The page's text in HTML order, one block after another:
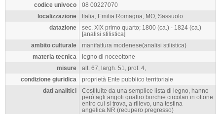
codice univoco
08 00227070
localizzazione
Italia, Emilia Romagna, MO, Sassuolo
datazione
sec. XIX primo quarto; 1800 (ca.) - 1824 (ca.)
[analisi stilistica]
ambito culturale
manifattura modenese(analisi stilistica)
materia tecnica
legno di noceottone
misure
alt. 67, largh. 51, prof. 4,
condizione giuridica
proprietà Ente pubblico territoriale
dati analitici
Costituite da una semplice lista di legno, hanno
però agli angoli quattro borchie circolari in ottone
entro cui si trova, a rilievo, una testina
angelica.NR (recupero pregresso)